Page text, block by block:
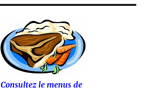
Consultez le menus de